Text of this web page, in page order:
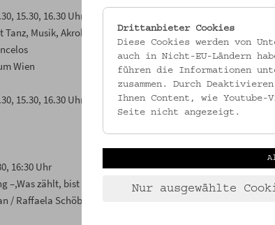
15.30, 16.30 Uhr
Tanz, Musik, Akrobatik und Lebensfreude.
Wien
15.30, 16.30 Uhr
16:30 Uhr
–,Was zählt, bist Du.‘
/ Raffaela Schöbitz – Edition 5Haus
Drittanbieter Cookies
Diese Cookies werden von
auch in Nicht-EU-Ländern
führen die Informationen
zusammen. Durch
Ihnen Content, wie Youtube-
Seite nicht angezeigt.
Nur ausgewählte